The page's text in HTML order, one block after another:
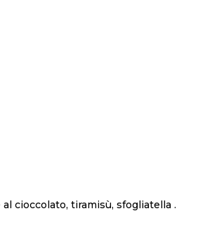
cioccolato, tiramisù, sfogliatella .